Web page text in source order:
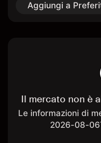
Aggiungi a
Il mercato non è
Le informazioni di
2026-08-